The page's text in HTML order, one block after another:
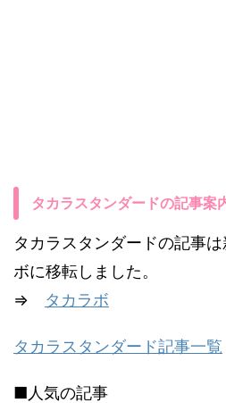
タカラスタンダードの記事案
タカラスタンダードの記事
ボに移転しました。
⇒ タカラボ
タカラスタンダード記事一覧
■人気の記事